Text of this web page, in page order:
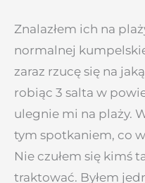
Znalazłem ich na
normalnej
zaraz rzucę się na
robiąc 3 salta w
ulegnie mi na plaży.
tym spotkaniem, co
Nie czułem się kimś
traktować. Byłem